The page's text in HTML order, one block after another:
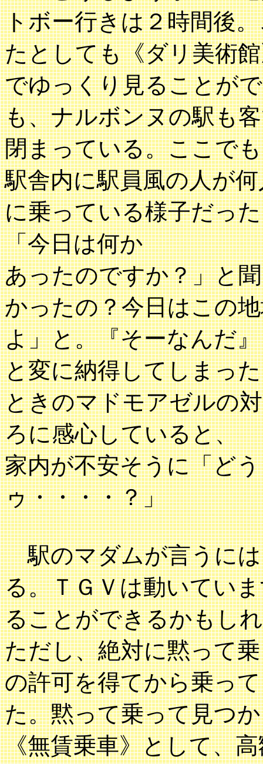
トボー行きは２時間後
たとしても《ダリ美術
でゆっくり見ることが
も、ナルボンヌの駅も
閉まっている。ここでも
駅舎内に駅員風の人が
に乗っている様子だっ
「今日は何か
あったのですか？」と
かったの？今日はこの
よ」と。『そーなんだ』
と変に納得してしまっ
ときのマドモアゼルの
ろに感心していると、
家内が不安そうに「ど
ゥ・・・・？」
駅のマダムが言うには
る。ＴＧＶは動いてい
ることができるかもし
ただし、絶対に黙って
の許可を得てから乗っ
た。黙って乗って見つ
《無賃乗車》として、